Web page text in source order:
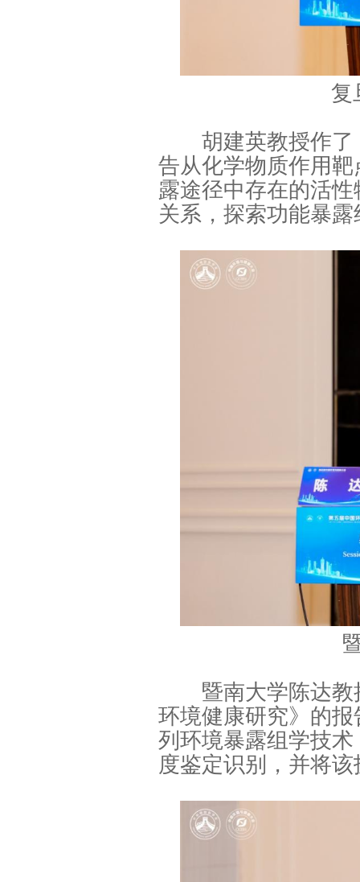
复
胡建英教授作了
告从化学物质作用
露途径中存在的活
关系，探索功能暴
暨南大学陈达教
环境健康研究》的
列环境暴露组学技
度鉴定识别，并将